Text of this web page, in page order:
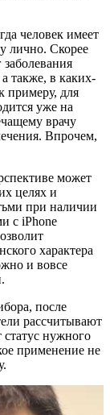
человек имеет
лично. Скорее
также, в каких-
примеру, для
уже на
врачу
Впрочем,
может
целях и
при наличии
с iPhone
характера
и вовсе
после
рассчитывают
статус нужного
применение не